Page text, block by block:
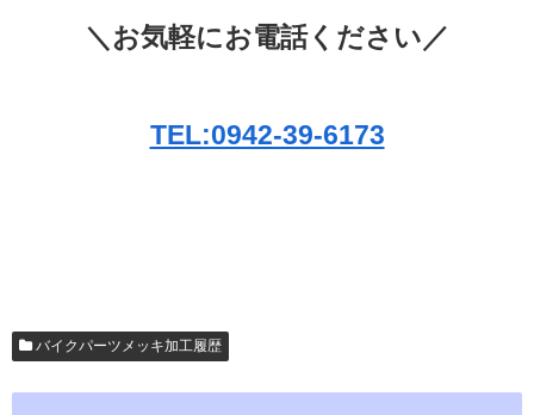
＼お気軽にお電話ください／
TEL:0942-39-6173
バイクパーツメッキ加工履歴